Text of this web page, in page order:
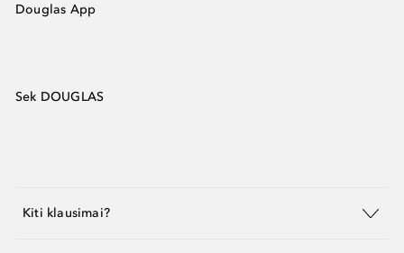
Douglas App
Sek DOUGLAS
Kiti klausimai?